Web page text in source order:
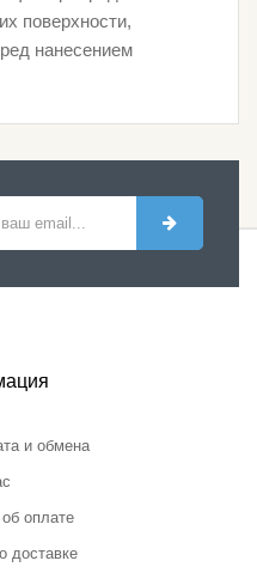
поверхности,
нанесением
и обмена
оплате
доставке